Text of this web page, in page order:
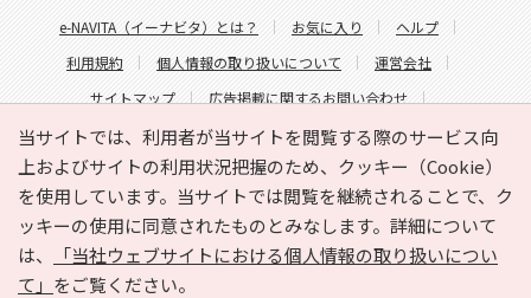
当サイトでは、利用者が当サイトを閲覧する際のサービス向
上およびサイトの利用状況把握のため、クッキー（Cookie）
を使用しています。当サイトでは閲覧を継続されることで、ク
ッキーの使用に同意されたものとみなします。詳細について
は、
「当社ウェブサイトにおける個人情報の取り扱いについ
て」 をご覧ください。
e-NAVITA（イーナビタ）とは？ お気に入り
ヘルプ
利用規約
個人情報の取り扱いについて
運営会社
サイトマップ
広告掲載に関するお問い合わせ
サイトの内容に関するお問い合わせ
Copyright © HYOJITO.Co.,Ltd. All Rights Reserved.